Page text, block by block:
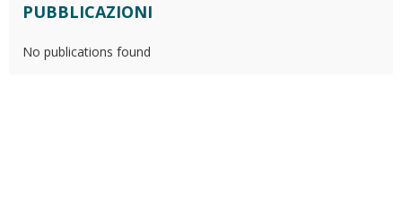
PUBBLICAZIONI
No publications found